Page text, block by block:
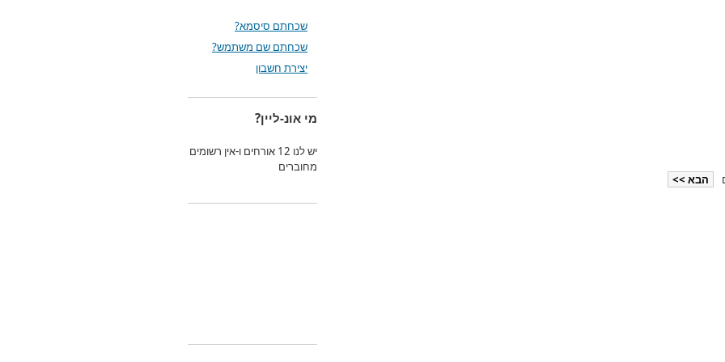
הבא >>
שכחתם סיסמא?
שכחתם שם משתמש?
יצירת חשבון
מי אונ-ליין?
יש לנו 12 אורחים ו-אין רשומים
מחוברים